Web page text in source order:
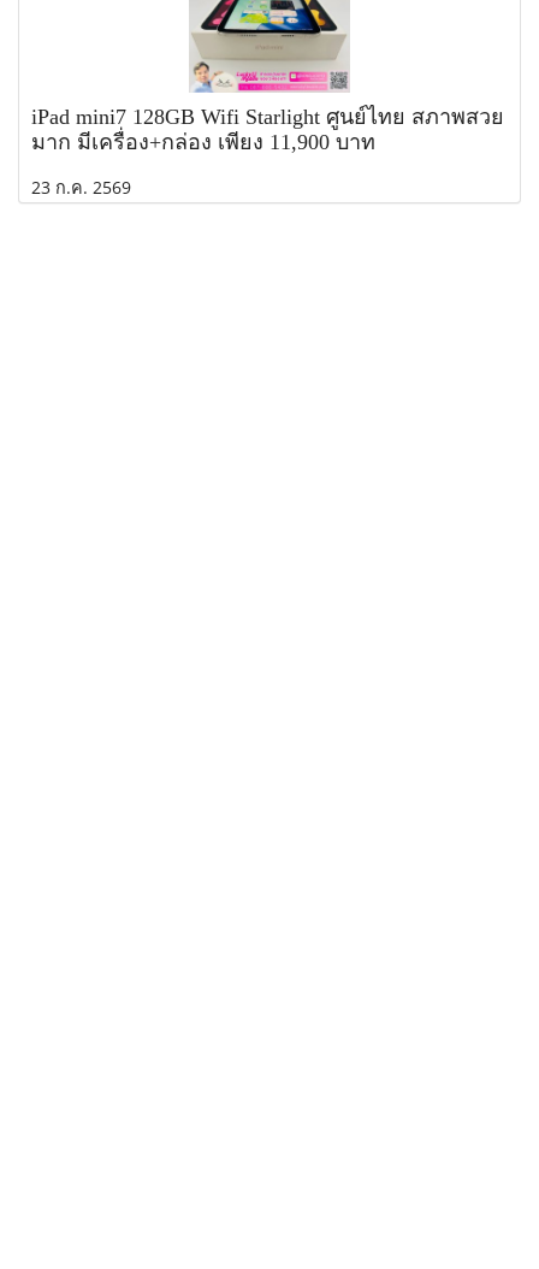
iPad mini7 128GB Wifi Starlight ศูนย์ไทย สภาพสวย
มาก มีเครื่อง+กล่อง เพียง 11,900 บาท
23 ก.ค. 2569